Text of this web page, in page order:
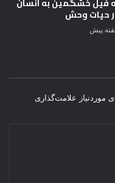
حیات وحش
موردنیاز علامت‌گذاری